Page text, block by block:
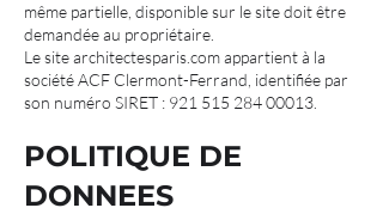
même partielle, disponible sur le site doit être
demandée au propriétaire.
Le site architectesparis.com appartient à la
société ACF Clermont-Ferrand, identifiée par
son numéro SIRET : 921 515 284 00013
POLITIQUE DE
DONNEES